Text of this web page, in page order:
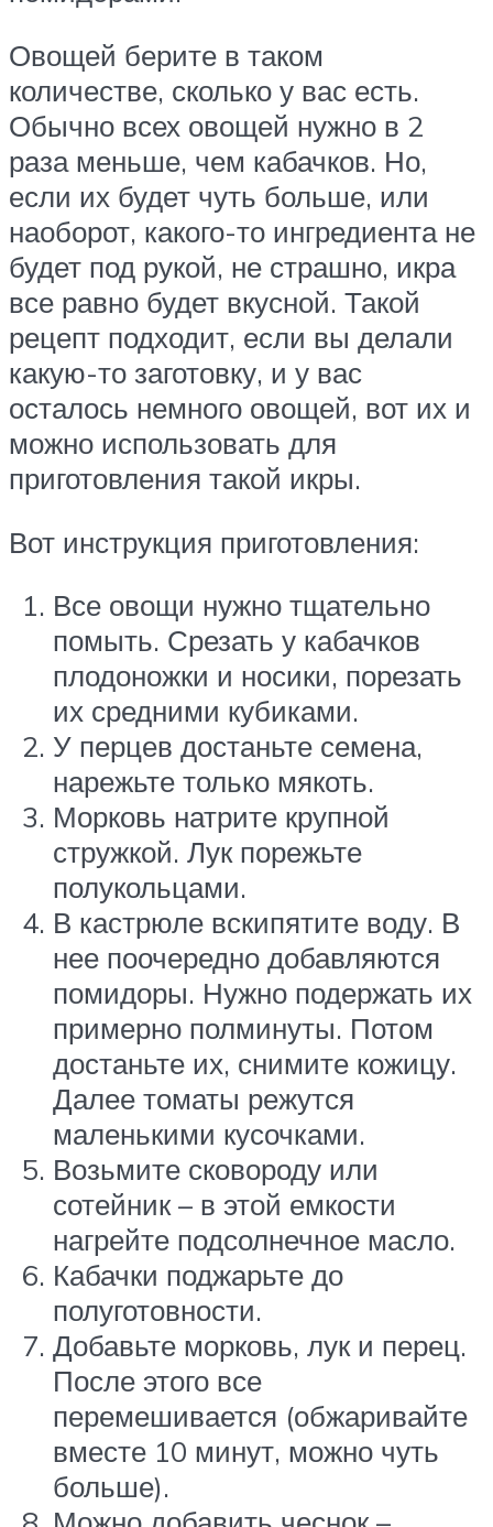
Овощей берите в таком
количестве, сколько у вас есть.
Обычно всех овощей нужно в 2
раза меньше, чем кабачков. Но,
если их будет чуть больше, или
наоборот, какого-то ингредиента не
будет под рукой, не страшно, икра
все равно будет вкусной. Такой
рецепт подходит, если вы делали
какую-то заготовку, и у вас
осталось немного овощей, вот их и
можно использовать для
приготовления такой икры.
Вот инструкция приготовления:
Все овощи нужно тщательно
помыть. Срезать у кабачков
плодоножки и носики, порезать
их средними кубиками.
У перцев достаньте семена,
нарежьте только мякоть.
Морковь натрите крупной
стружкой. Лук порежьте
полукольцами.
В кастрюле вскипятите воду. В
нее поочередно добавляются
помидоры. Нужно подержать их
примерно полминуты. Потом
достаньте их, снимите кожицу.
Далее томаты режутся
маленькими кусочками.
Возьмите сковороду или
сотейник – в этой емкости
нагрейте подсолнечное масло.
Кабачки поджарьте до
полуготовности.
Добавьте морковь, лук и перец.
После этого все
перемешивается (обжаривайте
вместе 10 минут, можно чуть
больше).